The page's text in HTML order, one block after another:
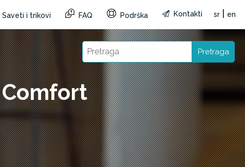
Saveti i trikovi FAQ Podrška Kontakti sr en
Pretraga